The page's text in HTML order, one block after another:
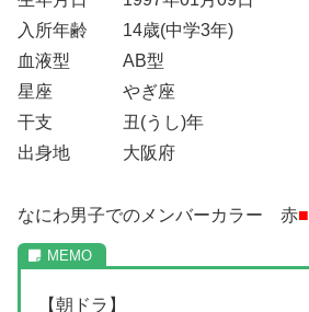
入所年齢 14歳(中学3年)
血液型 AB型
星座 やぎ座
干支 丑(うし)年
出身地 大阪府
なにわ男子でのメンバーカラー 赤■
【朝ドラ】